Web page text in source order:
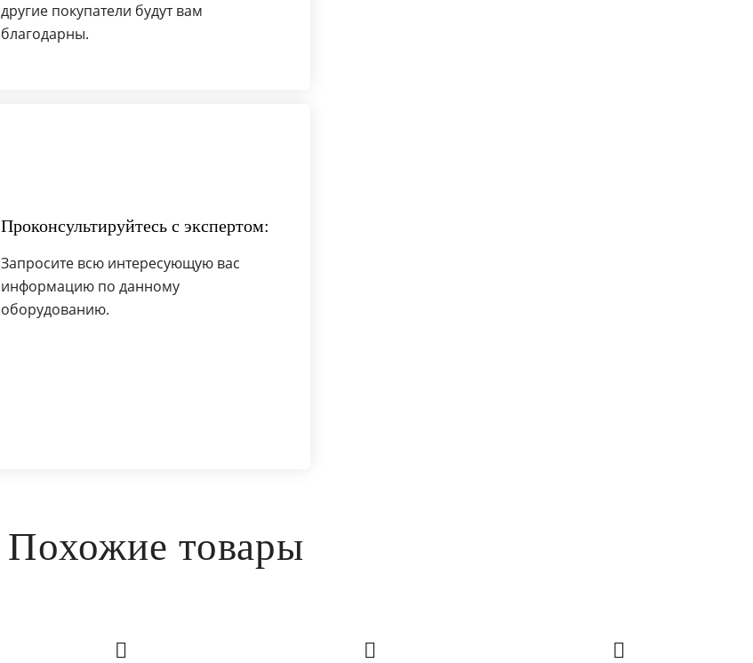
другие покупатели будут вам
благодарны.
Проконсультируйтесь с экспертом:
Запросите всю интересующую вас
информацию по данному
оборудованию.
Похожие товары